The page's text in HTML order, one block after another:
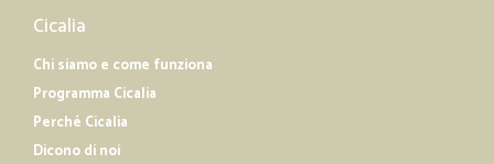
Cicalia
Chi siamo e come funziona
Programma Cicalia
Perché Cicalia
Dicono di noi